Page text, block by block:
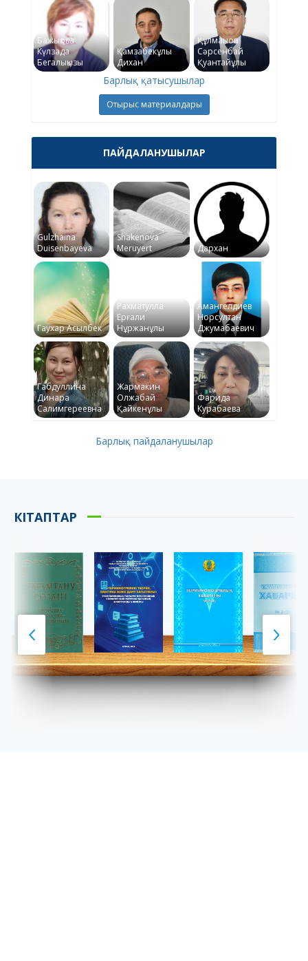
Бажықова
Күлзада
Бегалықызы
Қамзабекұлы
Дихан
Құлманов
Сәрсенбай
Қуантайұлы
Барлық қатысушылар
Отырыс материалдары
ПАЙДАЛАНУШЫЛАР
Gulzhaina
Duisenbayeva
Shakenova
Meruyert
Дархан
Гаухар Асылбек
Рахматулла
Ерғали
Нұржанұлы
Амангелдиев
Норсултан
Джумабаевич
Габдуллина
Динара
Салимгереевна
Жармакин
Олжабай
Қайкенұлы
Фарида
Курабаева
Барлық пайдаланушылар
КІТАПТАР